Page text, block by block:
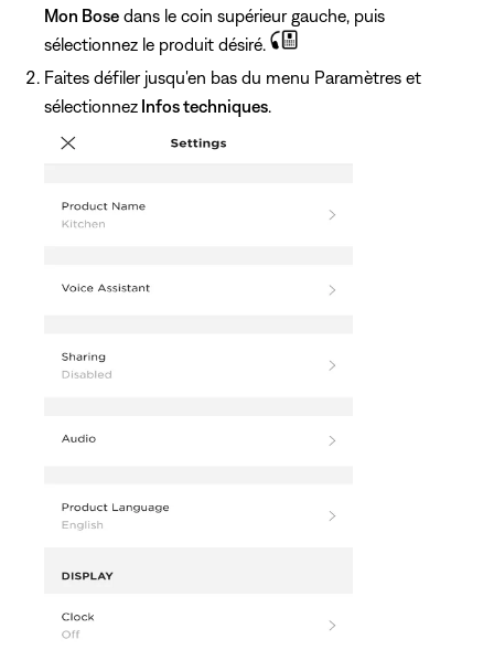
Mon Bose dans le coin supérieur gauche, puis
sélectionnez le produit désiré.
Faites défiler jusqu'en bas du menu Paramètres et
sélectionnez Infos techniques